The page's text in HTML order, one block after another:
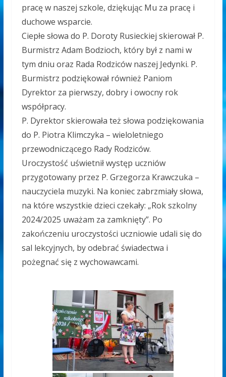
pracę w naszej szkole, dziękując Mu za pracę i
duchowe wsparcie.
Ciepłe słowa do P. Doroty Rusieckiej skierował P.
Burmistrz Adam Bodzioch, który był z nami w
tym dniu oraz Rada Rodziców naszej Jedynki. P.
Burmistrz podziękował również Paniom
Dyrektor za pierwszy, dobry i owocny rok
współpracy.
P. Dyrektor skierowała też słowa podziękowania
do P. Piotra Klimczyka – wieloletniego
przewodniczącego Rady Rodziców.
Uroczystość uświetnił występ uczniów
przygotowany przez P. Grzegorza Krawczuka –
nauczyciela muzyki. Na koniec zabrzmiały słowa,
na które wszystkie dzieci czekały: „Rok szkolny
2024/2025 uważam za zamknięty”. Po
zakończeniu uroczystości uczniowie udali się do
sal lekcyjnych, by odebrać świadectwa i
pożegnać się z wychowawcami.